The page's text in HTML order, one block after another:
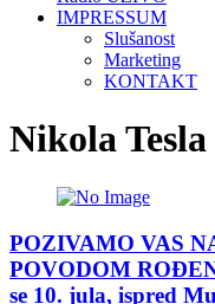
IMPRESSUM
Slušanost
Marketing
KONTAKT
Nikola Tesla
POZIVAMO VAS
POVODOM
se 10. jula, ispred